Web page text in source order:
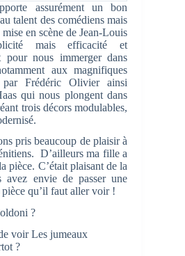
assurément un bon
talent des comédiens mais
en scène de Jean-Louis
mais efficacité et
nous immerger dans
aux magnifiques
par Frédéric Olivier ainsi
qui nous plongent dans
trois décors modulables,
pris beaucoup de plaisir à
D’ailleurs ma fille a
pièce. C’était plaisant de la
envie de passer une
pièce qu’il faut aller voir !
?
voir Les jumeaux
?